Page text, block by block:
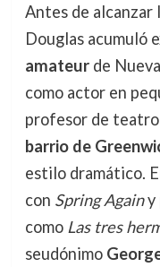
Antes de alcanzar
Douglas acumuló
amateurde
como actor en
profesor de
barrio de
estilo dramático.
con Spring Againy
como Las tres
seudónimo